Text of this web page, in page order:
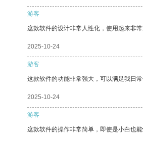
游客
这款软件的设计非常人性化，使用起来非常
2025-10-24
游客
这款软件的功能非常强大，可以满足我日常
2025-10-24
游客
这款软件的操作非常简单，即使是小白也能